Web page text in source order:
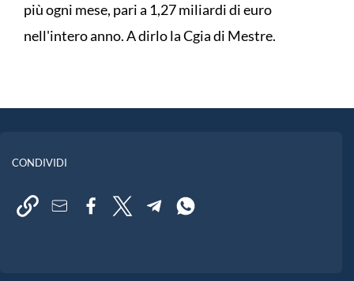
più ogni mese, pari a 1,27 miliardi di euro
nell'intero anno. A dirlo la Cgia di Mestre.
CONDIVIDI